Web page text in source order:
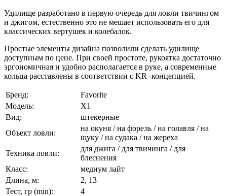
Удилище разработано в первую очередь для ловли твичингом
и джигом, естественно это не мешает использовать его для
классических вертушек и колебалок.
Простые элементы дизайна позволили сделать удилище
доступным по цене. При своей простоте, рукоятка достаточно
эргономичная и удобно располагается в руке, а современные
кольца расставлены в соответствии с KR -концепцией.
Бренд:
Favorite
Модель:
X1
Вид:
штекерные
Объект ловли:
на окуня / на форель / на голавля / на
щуку / на судака / на жереха
Техника ловли:
для джига / для твичинга / для
блеснения
Класс:
медиум лайт
Длина, м:
2, 13
Тест, гр (min):
4